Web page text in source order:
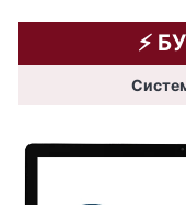
⚡️